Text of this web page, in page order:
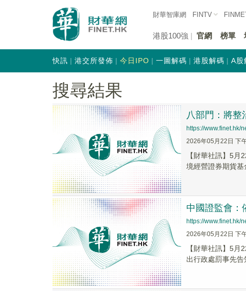
財華智庫網 FINTV
港股100強 官網 榜單
快訊 港交所發佈 今日IPO 一圖解碼 港股解碼 A股
搜尋結果
八部門：將整
https://www.finet.hk/
2026年05月22日 下
【財華社訊】5
境經營證券期貨基
中國證監會：
https://www.finet.hk/
2026年05月22日 下
【財華社訊】5
出行政處罰事先告